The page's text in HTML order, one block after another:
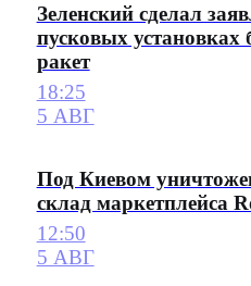
Зеленский сделал
пусковых установках
ракет
18:25
5 АВГ
Под Киевом
склад маркетплейса
12:50
5 АВГ